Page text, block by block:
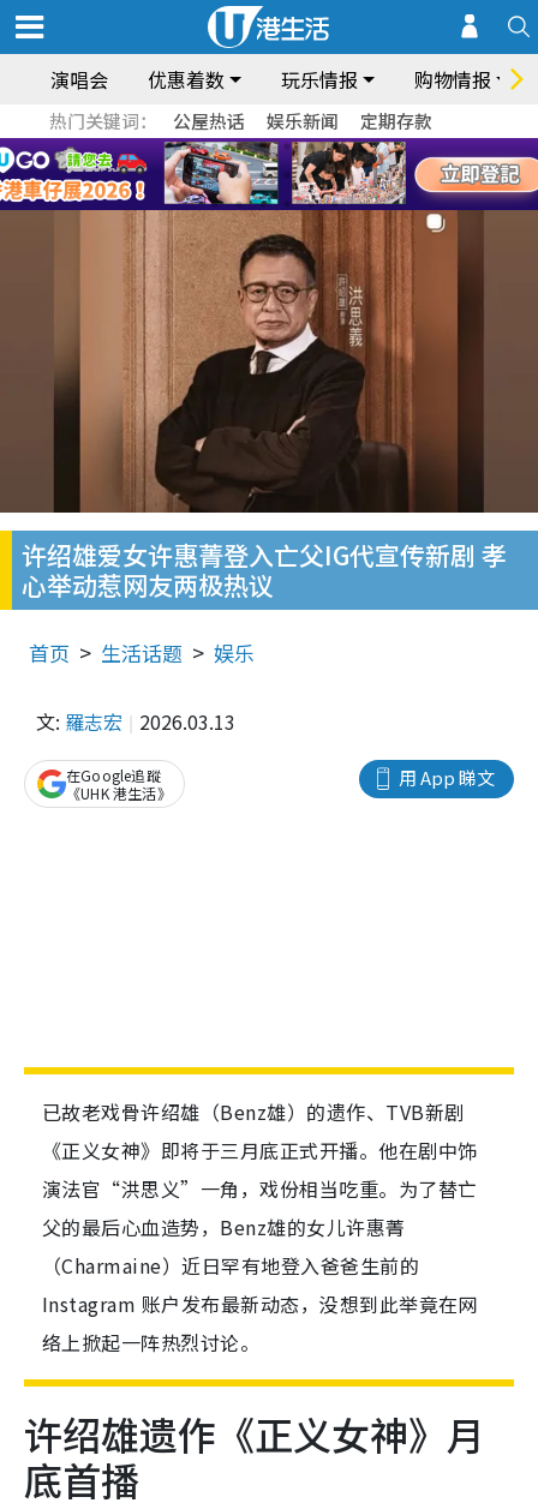
演唱会 优惠着数 玩乐情报 购物情报
热门关键词： 公屋热话 娱乐新闻 定期存款
许绍雄爱女许惠菁登入亡父IG代宣传新剧 孝
心举动惹网友两极热议
首页 生活话题 娱乐
文: 羅志宏 2026.03.13
用 App 睇文
在Google追蹤
《UHK 港生活》
已故老戏骨许绍雄（Benz雄）的遗作、TVB新剧
《正义女神》即将于三月底正式开播。他在剧中饰
演法官“洪思义”一角，戏份相当吃重。为了替亡
父的最后心血造势，Benz雄的女儿许惠菁
（Charmaine）近日罕有地登入爸爸生前的
Instagram 账户发布最新动态，没想到此举竟在网
络上掀起一阵热烈讨论。
许绍雄遗作《正义女神》月
底首播